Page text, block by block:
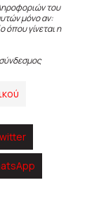
του
μόνο αν:
όπου γίνεται η